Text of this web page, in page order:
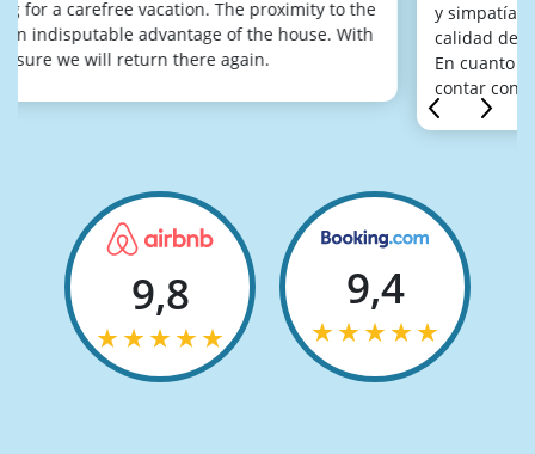
y simpatía de Juan. La casa tenía todo tipo de lujos,
calidad de muebles, muy limpia y al lado de la playa.
En cuanto tenga la menor oportunidad volveré a
9,8 9,4